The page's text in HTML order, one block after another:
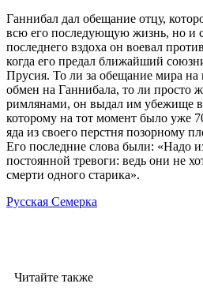
Ганнибал дал обещание отцу,
всю его последующую жизнь, но и
последнего вздоха он воевал
когда его предал ближайший
Прусия. То ли за обещание мира на
обмен на Ганнибала, то ли просто
римлянами, он выдал им убежище
которому на тот момент было уже
яда из своего перстня позорному
Его последние слова были: «Надо
постоянной тревоги: ведь они не
смерти одного старика».
Русская Семерка
Читайте также